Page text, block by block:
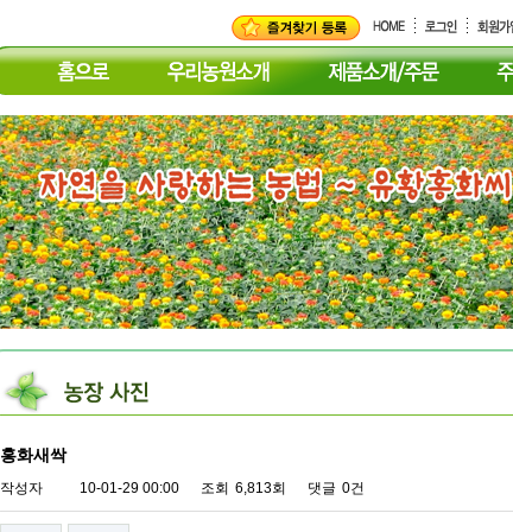
홍화새싹
작성자 10-01-29 00:00 조회 6,813회 댓글 0건